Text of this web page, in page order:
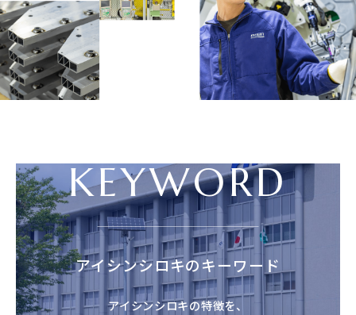
KEYWORD
アイシンシロキのキーワード
アイシンシロキの特徴を、